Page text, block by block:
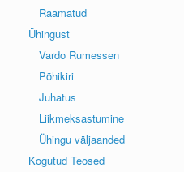
Raamatud
Ühingust
Vardo Rumessen
Põhikiri
Juhatus
Liikmeksastumine
Ühingu väljaanded
Kogutud Teosed